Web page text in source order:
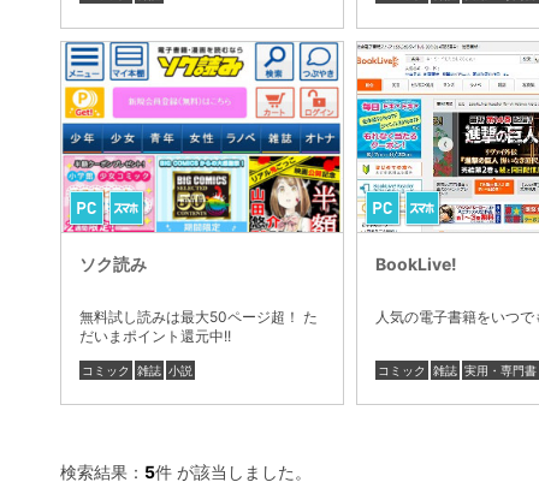
ソク読み
無料試し読みは最大50ページ超！ た
だいまポイント還元中!!
コミック 雑誌 小説
BookLive!
人気の電子書籍をいつ
コミック 雑誌 実用・専門書
検索結果： 5件 が該当しました。